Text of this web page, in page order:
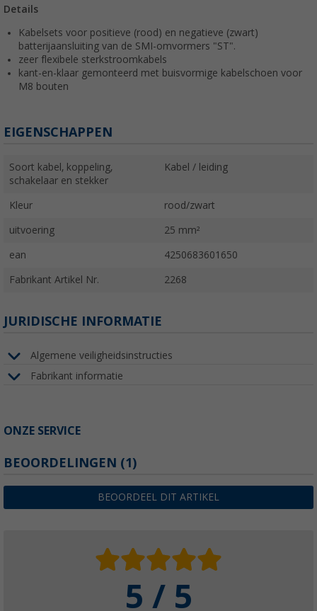
Details
Kabelsets voor positieve (rood) en negatieve (zwart)
batterijaansluiting van de SMI-omvormers "ST".
zeer flexibele sterkstroomkabels
kant-en-klaar gemonteerd met buisvormige kabelschoen voor
M8 bouten
EIGENSCHAPPEN
Soort kabel, koppeling,
schakelaar en stekker
Kabel / leiding
Kleur rood/zwart
uitvoering 25 mm²
ean 4250683601650
Fabrikant Artikel Nr. 2268
JURIDISCHE INFORMATIE
Algemene veiligheidsinstructies
Fabrikant informatie
ONZE SERVICE
BEOORDELINGEN (1)
BEOORDEEL DIT ARTIKEL
5 / 5